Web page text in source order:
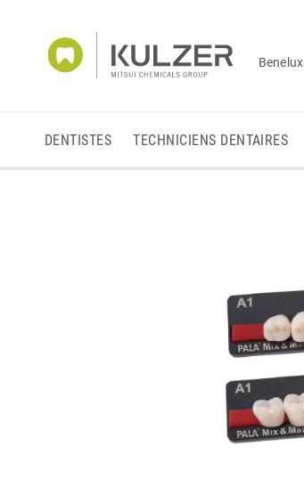
Benelux
DENTISTES TECHNICIENS DENTAIRES